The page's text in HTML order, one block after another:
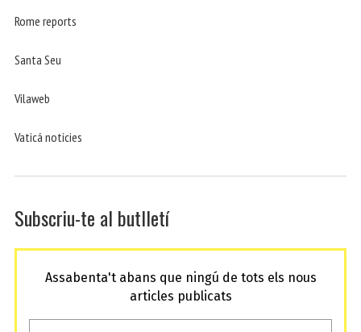
Rome reports
Santa Seu
Vilaweb
Vaticá noticies
Subscriu-te al butlletí
Assabenta't abans que ningú de tots els nous
articles publicats